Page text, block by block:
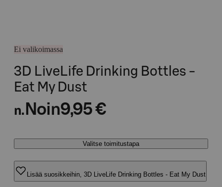
Ei valikoimassa
3D LiveLife Drinking Bottles -
Eat My Dust
n. Noin9,95 €
Valitse toimitustapa
Lisää suosikkeihin, 3D LiveLife Drinking Bottles - Eat My Dust